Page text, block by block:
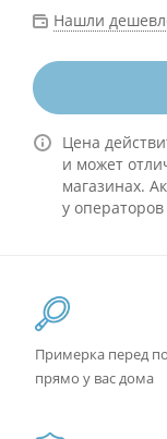
Нашли
Цена
и может
магазинах.
у
Примерка перед
прямо у вас дома